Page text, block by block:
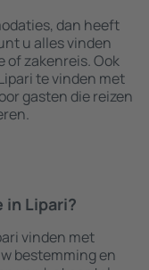
dan heeft
u alles vinden
of zakenreis. Ook
te vinden met
gasten die reizen
in Lipari?
vinden met
bestemming en